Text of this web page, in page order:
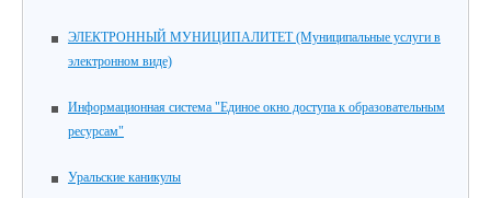
ЭЛЕКТРОННЫЙ МУНИЦИПАЛИТЕТ (Муниципальные услуги в
электронном виде)
Информационная система "Единое окно доступа к образовательным
ресурсам"
Уральские каникулы